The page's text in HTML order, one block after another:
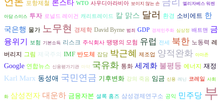
포항제철 론스타 WTO 사우디아라비아 보이지 않는 손 엘리자베스 워렌
아담 스미스 투자 로널드 레이건 캐리트레이드 칼 맑스 달러 환경 소비에트 한
국은행 물가 노무현 경제학 David Byrne 범죄 GDP 경제민주화 심상정 배트맨
금
융위기
보험 기본소득 리스크 주식회사 땡땡의 모험 유럽 전세 북한 노동력 레
버리지
그림 제국주의 IMF 반도체 잡담 박근혜 제조업 양적완화 아마존
Google 연합뉴스 신용평가기관 마약 국유화 통화 세계화 불평등 에너지 재정
Karl Marx 동성애 국민연금 기후변화 강의 죽음 임금 신용 레닌 코레일 사회
화 삼성전자 대운하 금융자본 셜록 홈즈 삼성경제연구소 공익 민주당 부